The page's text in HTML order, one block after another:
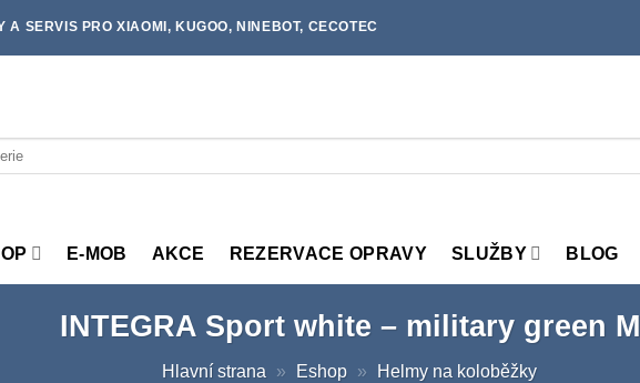
SERVIS PRO XIAOMI, KUGOO, NINEBOT, CECOTEC
E-MOB AKCE REZERVACE OPRAVY SLUŽBY BLOG
INTEGRA Sport white – military green M
Hlavní strana » Eshop » Helmy na koloběžky